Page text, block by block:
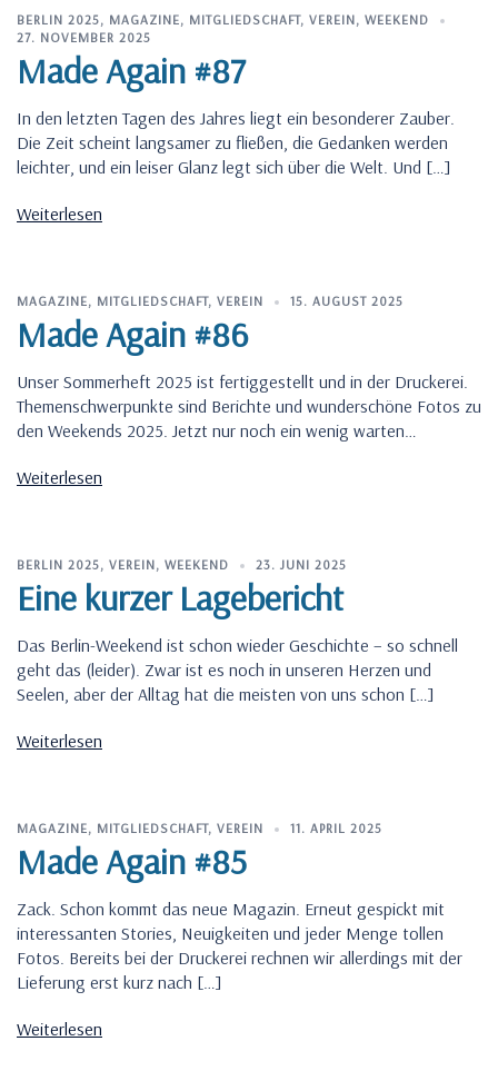
BERLIN 2025, MAGAZINE, MITGLIEDSCHAFT, VEREIN, WEEKEND
27. NOVEMBER 2025
Made Again #87
In den letzten Tagen des Jahres liegt ein besonderer Zauber.
Die Zeit scheint langsamer zu fließen, die Gedanken werden
leichter, und ein leiser Glanz legt sich über die Welt. Und […]
Weiterlesen
MAGAZINE, MITGLIEDSCHAFT, VEREIN 15. AUGUST 2025
Made Again #86
Unser Sommerheft 2025 ist fertiggestellt und in der Druckerei.
Themenschwerpunkte sind Berichte und wunderschöne Fotos zu
den Weekends 2025. Jetzt nur noch ein wenig warten…
Weiterlesen
BERLIN 2025, VEREIN, WEEKEND 23. JUNI 2025
Eine kurzer Lagebericht
Das Berlin-Weekend ist schon wieder Geschichte – so schnell
geht das (leider). Zwar ist es noch in unseren Herzen und
Seelen, aber der Alltag hat die meisten von uns schon […]
Weiterlesen
MAGAZINE, MITGLIEDSCHAFT, VEREIN 11. APRIL 2025
Made Again #85
Zack. Schon kommt das neue Magazin. Erneut gespickt mit
interessanten Stories, Neuigkeiten und jeder Menge tollen
Fotos. Bereits bei der Druckerei rechnen wir allerdings mit der
Lieferung erst kurz nach […]
Weiterlesen